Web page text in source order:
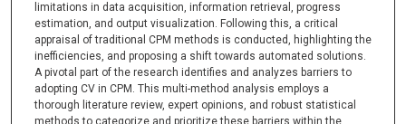
limitations in data acquisition, information retrieval, progress
estimation, and output visualization. Following this, a critical
appraisal of traditional CPM methods is conducted, highlighting the
inefficiencies, and proposing a shift towards automated solutions.
A pivotal part of the research identifies and analyzes barriers to
adopting CV in CPM. This multi-method analysis employs a
thorough literature review, expert opinions, and robust statistical
methods to categorize and prioritize these barriers within the